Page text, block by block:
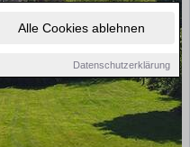
Alle Cookies ablehnen
Datenschutzerklärung